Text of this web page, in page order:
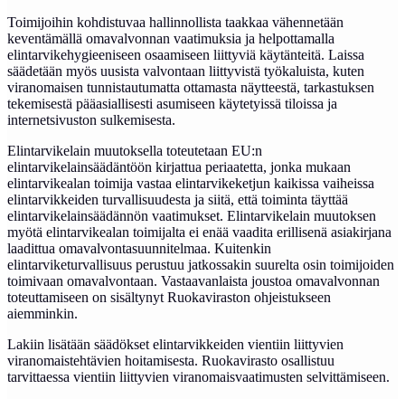
Toimijoihin kohdistuvaa hallinnollista taakkaa vähennetään
keventämällä omavalvonnan vaatimuksia ja helpottamalla
elintarvikehygieeniseen osaamiseen liittyviä käytänteitä. Laissa
säädetään myös uusista valvontaan liittyvistä työkaluista, kuten
viranomaisen tunnistautumatta ottamasta näytteestä, tarkastuksen
tekemisestä pääasiallisesti asumiseen käytetyissä tiloissa ja
internetsivuston sulkemisesta.
Elintarvikelain muutoksella toteutetaan EU:n
elintarvikelainsäädäntöön kirjattua periaatetta, jonka mukaan
elintarvikealan toimija vastaa elintarvikeketjun kaikissa vaiheissa
elintarvikkeiden turvallisuudesta ja siitä, että toiminta täyttää
elintarvikelainsäädännön vaatimukset. Elintarvikelain muutoksen
myötä elintarvikealan toimijalta ei enää vaadita erillisenä asiakirjana
laadittua omavalvontasuunnitelmaa. Kuitenkin
elintarviketurvallisuus perustuu jatkossakin suurelta osin toimijoiden
toimivaan omavalvontaan. Vastaavanlaista joustoa omavalvonnan
toteuttamiseen on sisältynyt Ruokaviraston ohjeistukseen
aiemminkin.
Lakiin lisätään säädökset elintarvikkeiden vientiin liittyvien
viranomaistehtävien hoitamisesta. Ruokavirasto osallistuu
tarvittaessa vientiin liittyvien viranomaisvaatimusten selvittämiseen.